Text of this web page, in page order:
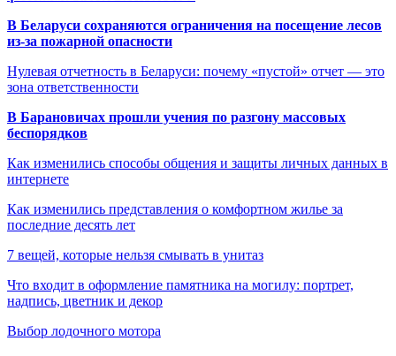
В Беларуси сохраняются ограничения на посещение лесов
из-за пожарной опасности
Нулевая отчетность в Беларуси: почему «пустой» отчет — это
зона ответственности
В Барановичах прошли учения по разгону массовых
беспорядков
Как изменились способы общения и защиты личных данных в
интернете
Как изменились представления о комфортном жилье за
последние десять лет
7 вещей, которые нельзя смывать в унитаз
Что входит в оформление памятника на могилу: портрет,
надпись, цветник и декор
Выбор лодочного мотора